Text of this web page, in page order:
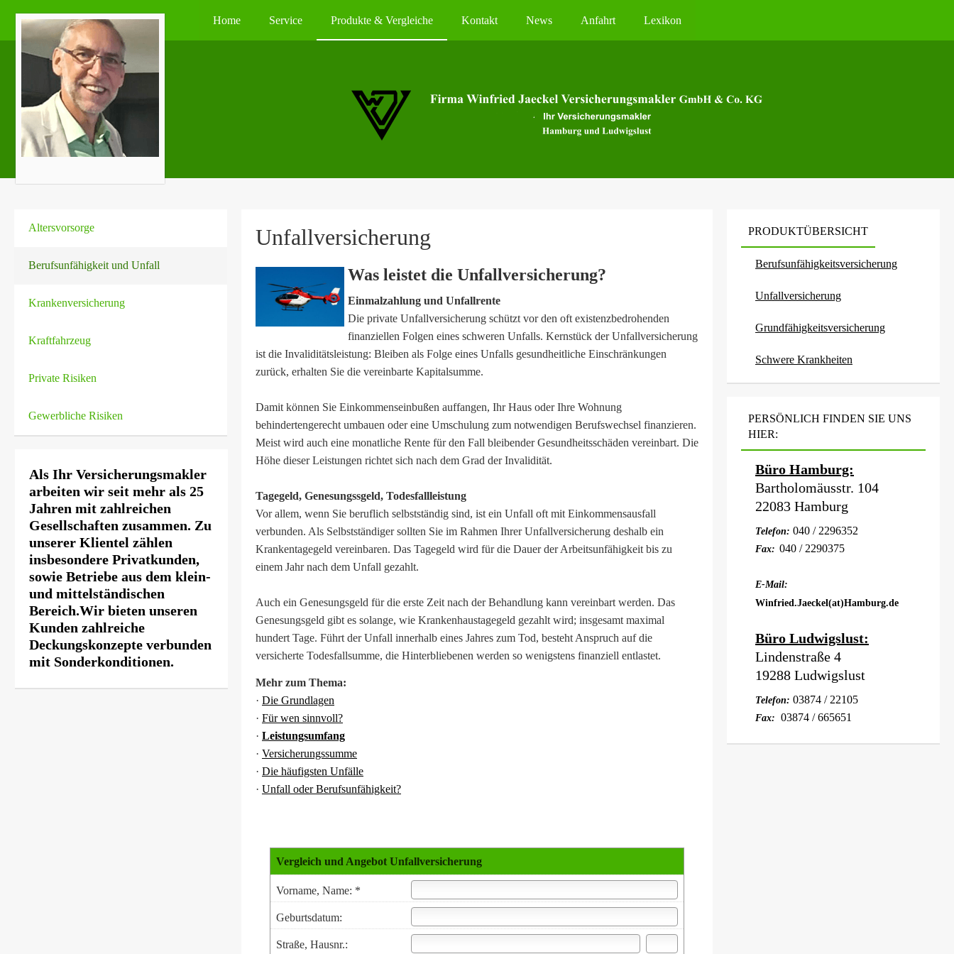
Home Service Produkte & Vergleiche
Alters­vorsorge
Berufsunfähigkeit und Unfall
Kranken­ver­si­che­rung
Kraftfahrzeug
Private Risiken
Gewerbliche Risiken
Kontakt News Anfahrt Lexikon
Als Ihr Ver­sicherungs­makler
arbeiten wir seit mehr als 25
Jahren mit zahlreichen
Gesellschaften zusammen. Zu
unserer Klientel zählen
insbesondere Privatkunden,
sowie Betriebe aus dem klein-
und mittelständischen
Bereich.Wir bieten unseren
Kunden zahlreiche
Deckungskonzepte verbunden
mit Sonderkonditionen.
PRODUKTÜBERSICHT
Berufs­unfähig­keitsversicherung
Unfall­ver­si­che­rung
Grundfähigkeitsversicherung
Schwe­re Krank­hei­ten
PERSÖNLICH FINDEN SIE UNS
HIER:
Büro Hamburg:
Bartholomäusstr. 104
22083 Hamburg
Telefon: 040 / 2296352
Fax: 040 / 2290375
E-Mail:
Winfried.Jaeckel(at)Hamburg.de
Büro Ludwigslust:
Lindenstraße 4
19288 Ludwigslust
Telefon: 03874 / 22105
Fax: 03874 / 665651
Unfall­ver­si­che­rung
Was leistet die Unfall­ver­si­che­rung?
Einmalzahlung und Unfallrente
Die private Unfall­ver­si­che­rung schützt vor den oft existenzbedrohenden
finanziellen Folgen eines schweren Unfalls. Kernstück der Unfall­ver­si­che­rung
ist die Invaliditätsleistung: Bleiben als Folge eines Unfalls gesundheitliche Einschränkungen
zurück, erhalten Sie die vereinbarte Kapitalsumme.
Damit können Sie Einkommenseinbußen auffangen, Ihr Haus oder Ihre Wohnung
behindertengerecht umbauen oder eine Umschulung zum notwendigen Berufswechsel finanzieren.
Meist wird auch eine monatliche Rente für den Fall bleibender Gesundheitsschäden vereinbart. Die
Höhe dieser Leistungen richtet sich nach dem Grad der Invalidität.
Tagegeld, Genesungssgeld, Todesfallleistung
Vor allem, wenn Sie beruflich selbstständig sind, ist ein Unfall oft mit Einkommensausfall
verbunden. Als Selbstständiger sollten Sie im Rahmen Ihrer Unfall­ver­si­che­rung deshalb ein
Krankentagegeld vereinbaren. Das Tagegeld wird für die Dauer der Arbeitsunfähigkeit bis zu
einem Jahr nach dem Unfall gezahlt.
Auch ein Genesungsgeld für die erste Zeit nach der Behandlung kann vereinbart werden. Das
Genesungsgeld gibt es solange, wie Krankenhaustagegeld gezahlt wird; insgesamt maximal
hundert Tage. Führt der Unfall innerhalb eines Jahres zum Tod, besteht Anspruch auf die
versicherte Todesfallsumme, die Hinterbliebenen werden so wenigstens finanziell entlastet.
Mehr zum Thema:
· Die Grundlagen
· Für wen sinnvoll?
· Leistungsumfang
· Versicherungssumme
· Die häufigsten Unfälle
· Unfall oder Berufs­unfähig­keit?
Vergleich und Angebot Unfall­ver­si­che­rung
Vorname, Name: *
Geburts­datum:
Straße, Hausnr.: